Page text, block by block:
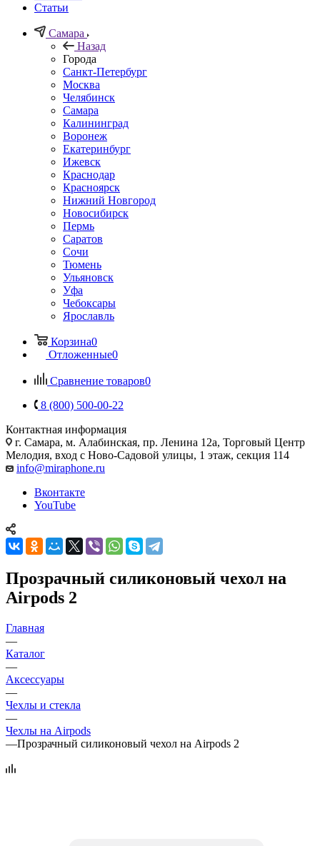
Статьи
Самара
Назад
Города
Санкт-Петербург
Москва
Челябинск
Самара
Калининград
Воронеж
Екатеринбург
Ижевск
Краснодар
Красноярск
Нижний Новгород
Новосибирск
Пермь
Саратов
Сочи
Тюмень
Ульяновск
Уфа
Чебоксары
Ярославль
Корзина0
Отложенные0
Сравнение товаров0
8 (800) 500-00-22
Контактная информация
г. Самара, м. Алабинская, пр. Ленина 12а, Торговый Центр
Мелодия, вход с Ново-Садовой улицы, 1 этаж, секция 114
info@miraphone.ru
Вконтакте
YouTube
Прозрачный силиконовый чехол на
Airpods 2
Главная
—
Каталог
—
Аксессуары
—
Чехлы и стекла
—
Чехлы на Airpods
—Прозрачный силиконовый чехол на Airpods 2